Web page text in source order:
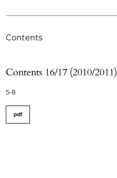
Contents
Contents 16/17 (2010/2011)
5-8
pdf